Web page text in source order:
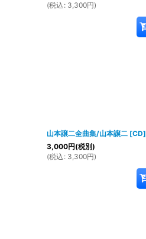
(税込 : 3,300円)
山本譲二全曲集/山本譲二 [CD]
3,000円(税別)
(税込 : 3,300円)